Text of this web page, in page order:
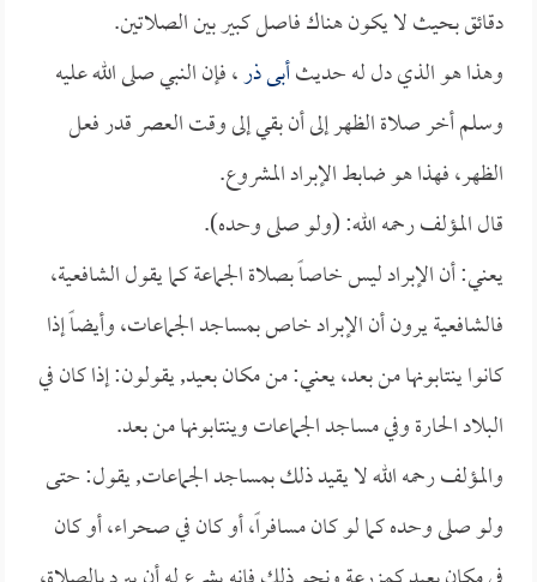
دقائق بحيث لا يكون هناك فاصل كبير بين الصلاتين.
وهذا هو الذي دل له حديثأبى ذر، فإن النبي صلى الله عليه
وسلم أخر صلاة الظهر إلى أن بقي إلى وقت العصر قدر فعل
الظهر، فهذا هو ضابط الإبراد المشروع.
قال المؤلف رحمه الله: (ولو صلى وحده).
يعني: أن الإبراد ليس خاصاً بصلاة الجماعة كما يقول الشافعية،
فالشافعية يرون أن الإبراد خاص بمساجد الجماعات، وأيضاً إذا
كانوا ينتابونها من بعد، يعني: من مكان بعيد, يقولون: إذا كان في
البلاد الحارة وفي مساجد الجماعات وينتابونها من بعد.
والمؤلف رحمه الله لا يقيد ذلك بمساجد الجماعات, يقول: حتى
ولو صلى وحده كما لو كان مسافراً، أو كان في صحراء، أو كان